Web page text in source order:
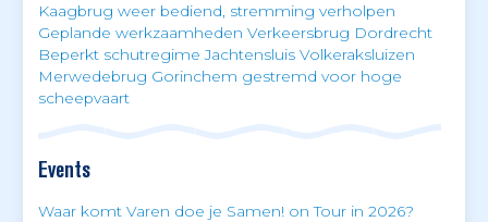
Kaagbrug weer bediend, stremming verholpen
Geplande werkzaamheden Verkeersbrug Dordrecht
Beperkt schutregime Jachtensluis Volkeraksluizen
Merwedebrug Gorinchem gestremd voor hoge
scheepvaart
Events
Waar komt Varen doe je Samen! on Tour in 2026?